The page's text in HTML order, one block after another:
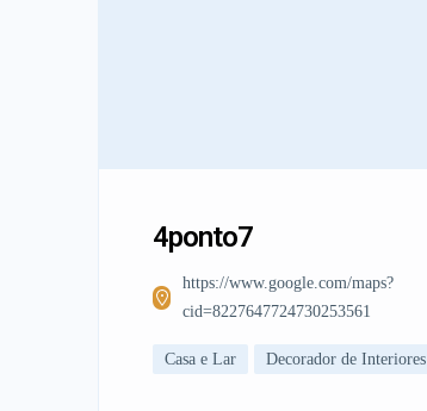
4ponto7
https://www.google.com/maps?
cid=8227647724730253561
Casa e Lar Decorador de Interiores